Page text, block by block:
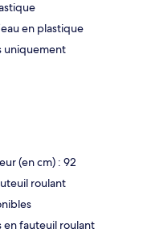
en plastique
uniquement
(en cm) : 92
roulant
en fauteuil roulant